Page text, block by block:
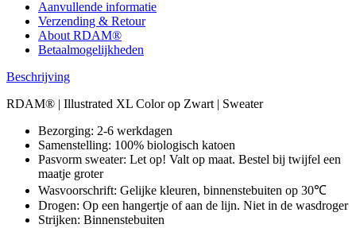
Aanvullende informatie
Verzending & Retour
About RDAM®
Betaalmogelijkheden
Beschrijving
RDAM® | Illustrated XL Color op Zwart | Sweater
Bezorging: 2-6 werkdagen
Samenstelling: 100% biologisch katoen
Pasvorm sweater: Let op! Valt op maat. Bestel bij twijfel een
maatje groter
Wasvoorschrift: Gelijke kleuren, binnenstebuiten op 30℃
Drogen: Op een hangertje of aan de lijn. Niet in de wasdroger
Strijken: Binnenstebuiten